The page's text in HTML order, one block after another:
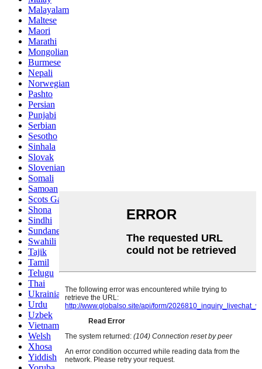
Malayalam
Maltese
Maori
Marathi
Mongolian
Burmese
Nepali
Norwegian
Pashto
Persian
Punjabi
Serbian
Sesotho
Sinhala
Slovak
Slovenian
Somali
Samoan
Scots Gaelic
Shona
Sindhi
Sundanese
Swahili
Tajik
Tamil
Telugu
Thai
Ukrainian
Urdu
Uzbek
Vietnamese
Welsh
Xhosa
Yiddish